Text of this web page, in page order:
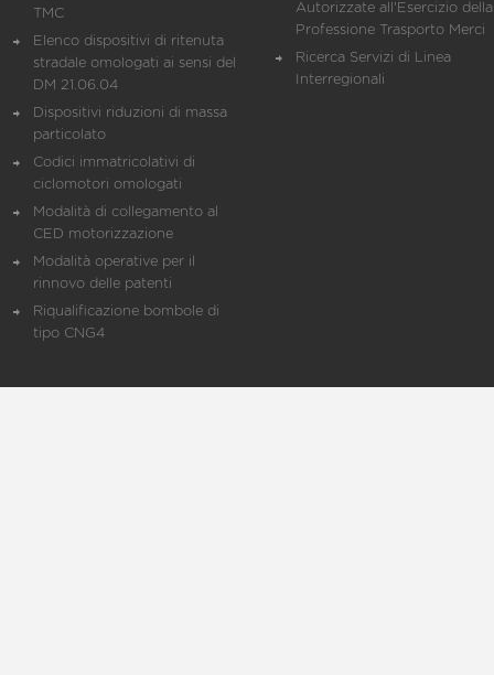
TMC
Elenco dispositivi di ritenuta
stradale omologati ai sensi del
DM 21.06.04
Dispositivi riduzioni di massa
particolato
Codici immatricolativi di
ciclomotori omologati
Modalità di collegamento al
CED motorizzazione
Modalità operative per il
rinnovo delle patenti
Riqualificazione bombole di
tipo CNG4
Autorizzate all'Esercizio della
Professione Trasporto Merci
Ricerca Servizi di Linea
Interregionali